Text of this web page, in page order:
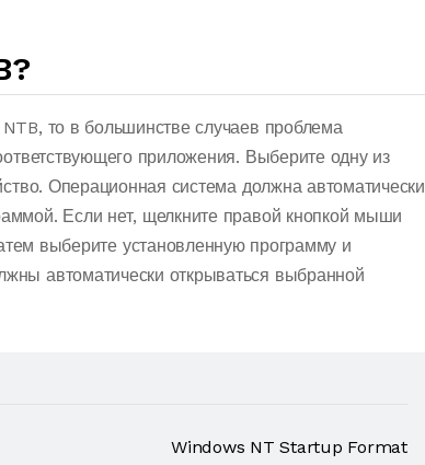
то в большинстве случаев проблема
приложения. Выберите одну из
Операционная система должна автоматически
Если нет, щелкните правой кнопкой мыши
выберите установленную программу и
автоматически открываться выбранной
Windows NT Startup Format